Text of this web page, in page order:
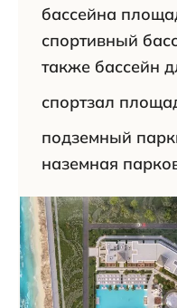
бассейна
спортивный
также бассейн
спортзал
подземный
наземная